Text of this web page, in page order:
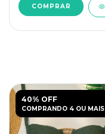
COMPRAR
40% OFF
COMPRANDO 4 OU MAIS